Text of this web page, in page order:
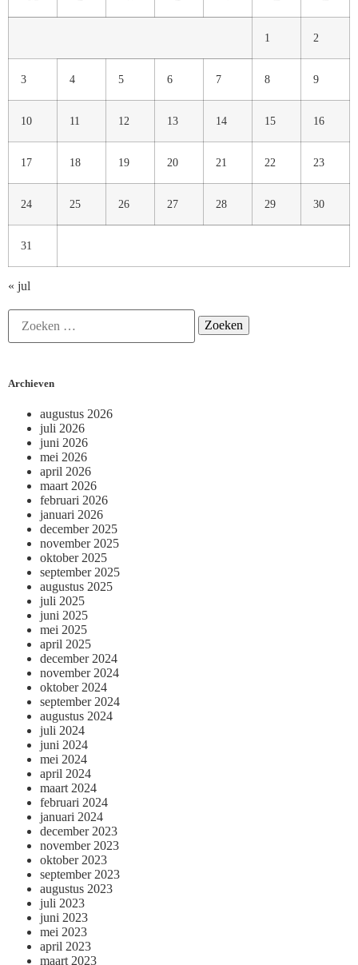
1 2
3 4 5 6 7 8 9
10 11 12 13 14 15 16
17 18 19 20 21 22 23
24 25 26 27 28 29 30
31
« jul
Archieven
augustus 2026
juli 2026
juni 2026
mei 2026
april 2026
maart 2026
februari 2026
januari 2026
december 2025
november 2025
oktober 2025
september 2025
augustus 2025
juli 2025
juni 2025
mei 2025
april 2025
december 2024
november 2024
oktober 2024
september 2024
augustus 2024
juli 2024
juni 2024
mei 2024
april 2024
maart 2024
februari 2024
januari 2024
december 2023
november 2023
oktober 2023
september 2023
augustus 2023
juli 2023
juni 2023
mei 2023
april 2023
maart 2023